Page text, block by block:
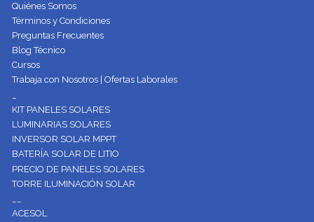
Quiénes Somos
Términos y Condiciones
Preguntas Frecuentes
Blog Técnico
Cursos
Trabaja con Nosotros | Ofertas Laborales
KIT PANELES SOLARES
LUMINARIAS SOLARES
INVERSOR SOLAR MPPT
BATERÍA SOLAR DE LITIO
PRECIO DE PANELES SOLARES
TORRE ILUMINACIÓN SOLAR
ACESOL